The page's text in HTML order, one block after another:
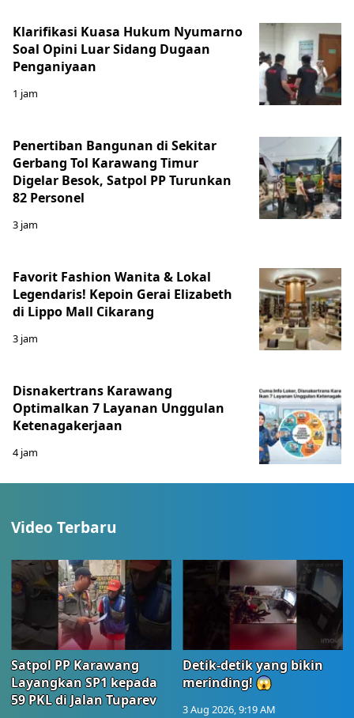
Klarifikasi Kuasa Hukum Nyumarno
Soal Opini Luar Sidang Dugaan
Penganiyaan
1 jam
Penertiban Bangunan di Sekitar
Gerbang Tol Karawang Timur
Digelar Besok, Satpol PP Turunkan
82 Personel
3 jam
Favorit Fashion Wanita & Lokal
Legendaris! Kepoin Gerai Elizabeth
di Lippo Mall Cikarang
3 jam
Disnakertrans Karawang
Optimalkan 7 Layanan Unggulan
Ketenagakerjaan
4 jam
Video Terbaru
Satpol PP Karawang
Layangkan SP1 kepada
59 PKL di Jalan Tuparev
Detik-detik yang bikin
merinding! 😱
3 Aug 2026, 9:19 AM